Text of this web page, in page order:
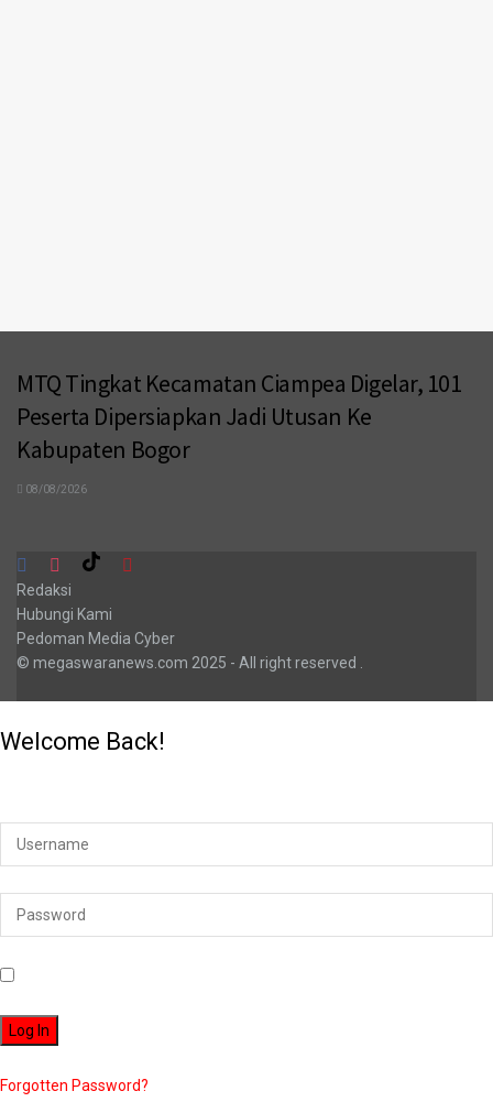
MTQ Tingkat Kecamatan Ciampea Digelar, 101
Peserta Dipersiapkan Jadi Utusan Ke
Kabupaten Bogor
08/08/2026
Redaksi
Hubungi Kami
Pedoman Media Cyber
© megaswaranews.com 2025 - All right reserved
Welcome Back!
Forgotten Password?